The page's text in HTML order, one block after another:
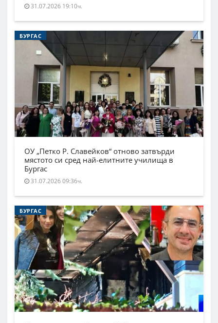
31.07.2026 19:10ч.
БУРГАС
ОУ „Петко Р. Славейков“ отново затвърди
мястото си сред най-елитните училища в
Бургас
31.07.2026 09:36ч.
БУРГАС